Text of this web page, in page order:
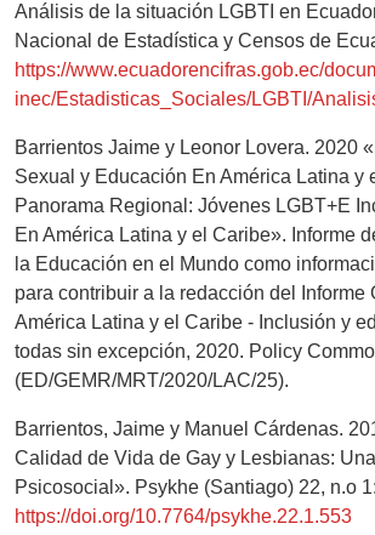
Análisis de la situación LGBTI en
Nacional de Estadística y Censos de
https://www.ecuadorencifras.gob.ec/
inec/Estadisticas_Sociales/LGBTI/
Barrientos Jaime y Leonor Lovera. 2020
Sexual y Educación En América Latina y
Panorama Regional: Jóvenes LGBT+E
En América Latina y el Caribe». Informe
la Educación en el Mundo como
para contribuir a la redacción del Informe
América Latina y el Caribe - Inclusión y
todas sin excepción, 2020. Policy
(ED/GEMR/MRT/2020/LAC/25).
Barrientos, Jaime y Manuel Cárdenas.
Calidad de Vida de Gay y Lesbianas:
Psicosocial». Psykhe (Santiago) 22, n.o
https://doi.org/10.7764/psykhe.22.1.553